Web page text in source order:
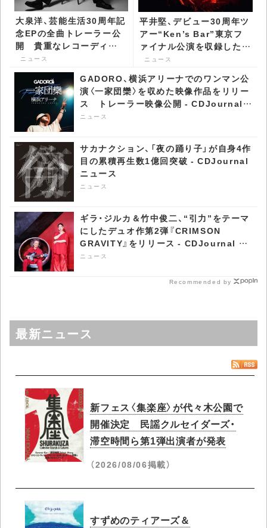
大泉洋、芸能生活30周年記
念EPの全曲トレーラー公
開 貴重なレコーディン
グ映像も一部公開 -
CDJournal ニュース
ニュース
平井堅、デビュー30周年ツ
アー“Ken’s Bar”東京フ
ァイナル公演を収録した
Blu-ray＆DVDリリース -
ニュース
GADORO、横浜アリーナでのワンマン公
演〈一家団欒〉を収めた映像作品をリリー
ス トレーラー映像公開 - CDJournal
ニュース
ニュース
サカナクション、「夜の踊り子」が自身4作
目の累積再生数1億回突破 - CDJournal
ニュース
ニュース
ギラ・ジルカ＆竹中俊二、“引力”をテーマ
にしたデュオ作第2弾『CRIMSON
GRAVITY』をリリース - CDJournal ニ
ュース
ニュース
Recommended by
最新ニュース
新フェス〈集楽座〉が代々木公園で
開催決定 民謡クルセイダーズ・
滞空時間ら第1弾出演者が発表
（2026/08/06掲載）
すずめのティアーズ＆